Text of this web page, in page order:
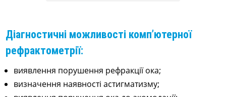
Діагностичні можливості комп’ютерної
рефрактометрії:
виявлення порушення рефракції ока;
визначення наявності астигматизму;